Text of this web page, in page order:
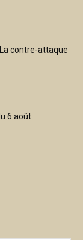
contre-attaque
6 août